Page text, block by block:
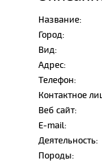
Название:
Город:
Вид:
Адрес:
Телефон:
Контактное
Веб сайт:
E-mail:
Деятельность:
Породы: